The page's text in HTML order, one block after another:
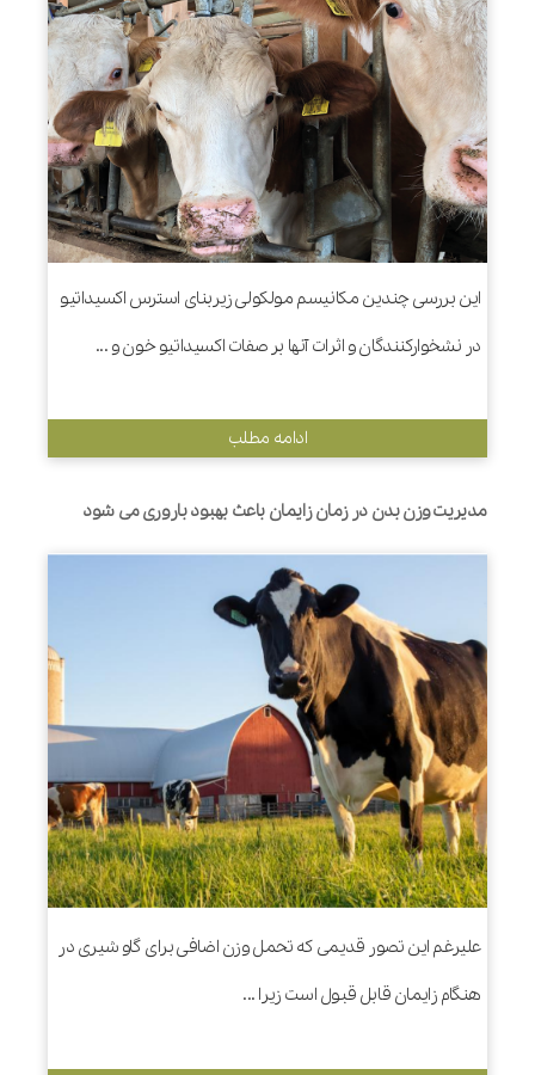
این بررسی چندین مکانیسم مولکولی زیربنای استرس اکسیداتیو
در نشخوارکنندگان و اثرات آنها بر صفات اکسیداتیو خون و ...
ادامه مطلب
مدیریت وزن بدن در زمان زایمان باعث بهبود باروری می شود
علیرغم این تصور قدیمی که تحمل وزن اضافی برای گاو شیری در
هنگام زایمان قابل قبول است زیرا ...